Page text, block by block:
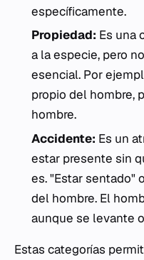
específicamente.
Propiedad: Es una
a la especie, pero
esencial. Por
propio del hombre,
hombre.
Accidente: Es un
estar presente sin
es. "Estar sentado"
del hombre. El
aunque se levante
Estas categorías